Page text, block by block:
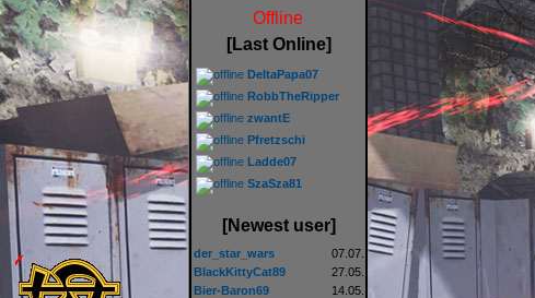
Offline
[Last Online]
DeltaPapa07
RobbTheRipper
zwantE
Pfretzschi
Ladde07
SzaSza81
[Newest user]
der_star_wars
07.07.
BlackKittyCat89
27.05.
Bier-Baron69
14.05.